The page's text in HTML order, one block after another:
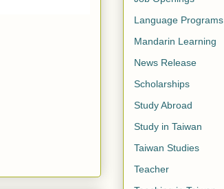
Language Programs
Mandarin Learning
News Release
Scholarships
Study Abroad
Study in Taiwan
Taiwan Studies
Teacher